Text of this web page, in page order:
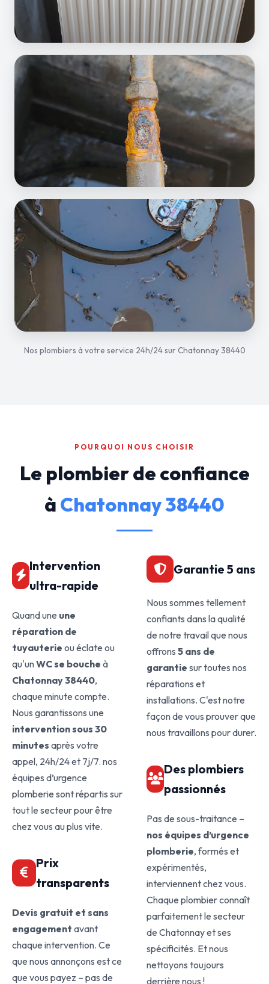
Nos plombiers à votre service 24h/24 sur Chatonnay 38440
POURQUOI NOUS CHOISIR
Le plombier de confiance
à Chatonnay 38440
Intervention
ultra-rapide
Quand une une
réparation de
tuyauterie ou éclate ou
qu'unWC se bouche à
Chatonnay 38440,
chaque minute compte.
Nous garantissons une
intervention sous 30
minutes après votre
appel, 24h/24 et 7j/7. nos
équipes d’urgence
plomberie sont répartis sur
tout le secteur pour être
chez vous au plus vite.
Prix
transparents
Devis gratuit et sans
engagement avant
chaque intervention. Ce
que nous annonçons est ce
que vous payez – pas de
Garantie 5 ans
Nous sommes tellement
confiants dans la qualité
de notre travail que nous
offrons 5 ans de
garantie sur toutes nos
réparations et
installations. C'est notre
façon de vous prouver que
nous travaillons pour durer.
Des plombiers
passionnés
Pas de sous-traitance –
nos équipes d’urgence
plomberie, formés et
expérimentés,
interviennent chez vous.
Chaque plombier connaît
parfaitement le secteur
de Chatonnay et ses
spécificités. Et nous
nettoyons toujours
derrière nous !